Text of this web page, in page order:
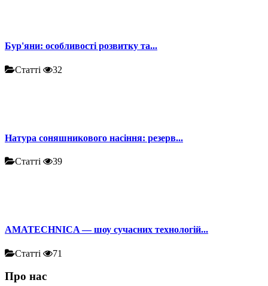
Бур'яни: особливості розвитку та...
Статті 32
Натура соняшникового насіння: резерв...
Статті 39
AMATECHNICA — шоу сучасних технологій...
Статті 71
Про нас